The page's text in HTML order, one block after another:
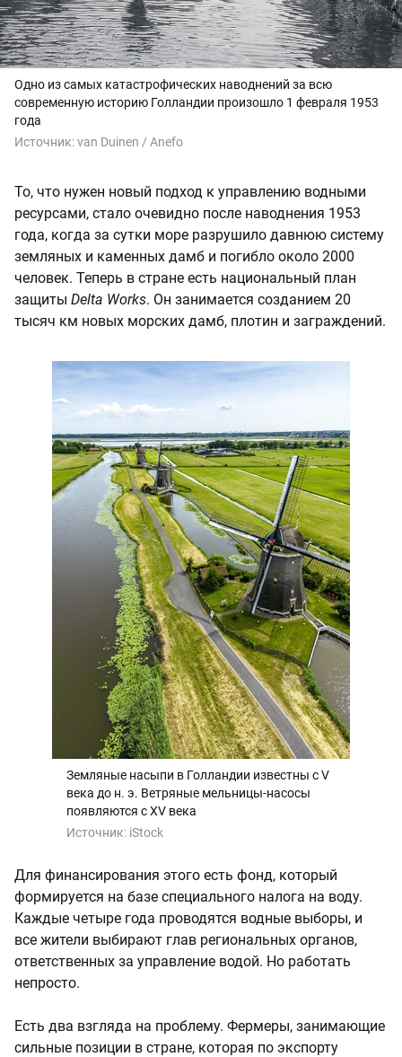
Одно из самых катастрофических наводнений за всю
современную историю Голландии произошло 1 февраля 1953
года
Источник:van Duinen / Anefo
То, что нужен новый подход к управлению водными
ресурсами, стало очевидно после наводнения 1953
года, когда за сутки море разрушило давнюю систему
земляных и каменных дамб и погибло около 2000
человек. Теперь в стране есть национальный план
защиты Delta Works. Он занимается созданием 20
тысяч км новых морских дамб, плотин и заграждений.
Земляные насыпи в Голландии известны с V
века до н. э. Ветряные мельницы-насосы
появляются с XV века
Источник: iStock
Для финансирования этого есть фонд, который
формируется на базе специального налога на воду.
Каждые четыре года проводятся водные выборы, и
все жители выбирают глав региональных органов,
ответственных за управление водой. Но работать
непросто.
Есть два взгляда на проблему. Фермеры, занимающие
сильные позиции в стране, которая по экспорту